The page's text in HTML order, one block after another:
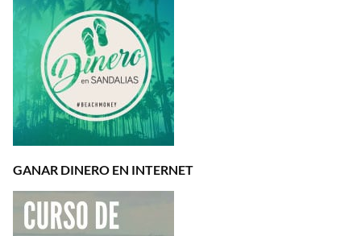
GANAR DINERO EN INTERNET